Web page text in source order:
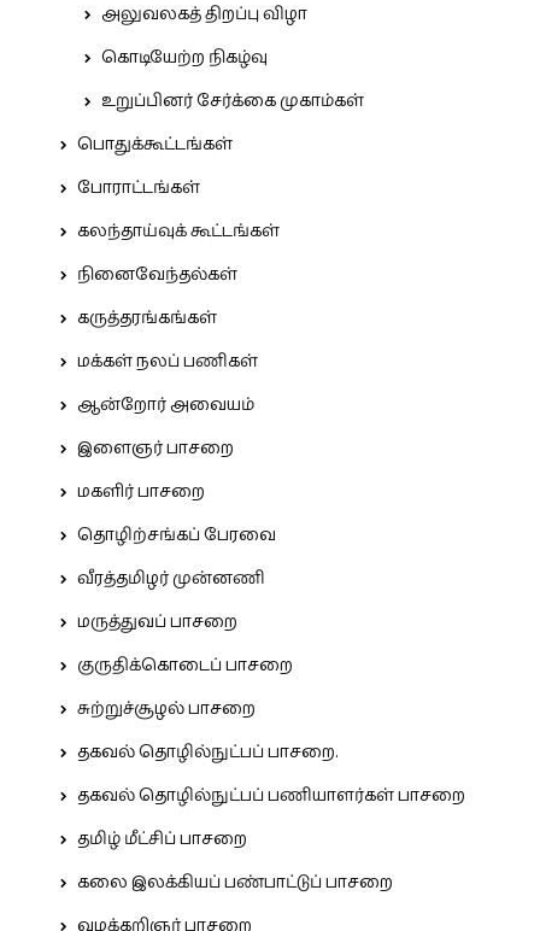
அலுவலகத் திறப்பு விழா
கொடியேற்ற நிகழ்வு
உறுப்பினர் சேர்க்கை முகாம்கள்
பொதுக்கூட்டங்கள்
போராட்டங்கள்
கலந்தாய்வுக் கூட்டங்கள்
நினைவேந்தல்கள்
கருத்தரங்கங்கள்
மக்கள் நலப் பணிகள்
ஆன்றோர் அவையம்
இளைஞர் பாசறை
மகளிர் பாசறை
தொழிற்சங்கப் பேரவை
வீரத்தமிழர் முன்னணி
மருத்துவப் பாசறை
குருதிக்கொடைப் பாசறை
சுற்றுச்சூழல் பாசறை
தகவல் தொழில்நுட்பப் பாசறை.
தகவல் தொழில்நுட்பப் பணியாளர்கள் பாசறை
தமிழ் மீட்சிப் பாசறை
கலை இலக்கியப் பண்பாட்டுப் பாசறை